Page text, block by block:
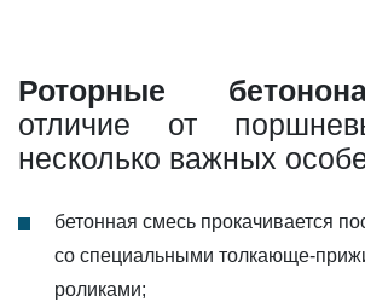
Роторные
отличие от
несколько важных
бетонная смесь прокачивается
со специальными толкающе-
роликами;